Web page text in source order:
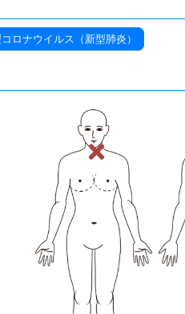
ロナウイルス（新型肺炎）